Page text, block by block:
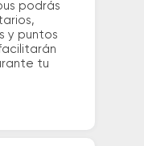
podrás
y puntos
tu